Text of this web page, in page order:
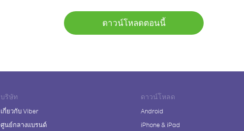
ดาวน์โหลดตอนนี้
บริษัท
เกี่ยวกับ Viber
ศูนย์กลางแบรนด์
ดาวน์โหลด
Android
iPhone & iPad